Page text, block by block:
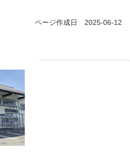
ページ作成日 2025-06-12